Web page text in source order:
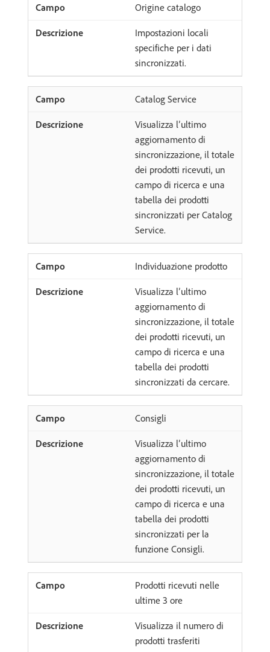
Origine catalogo
Impostazioni locali
specifiche per i dati
sincronizzati.
Catalog Service
Visualizza l’ultimo
aggiornamento di
sincronizzazione, il totale
dei prodotti ricevuti, un
campo di ricerca e una
tabella dei prodotti
sincronizzati per Catalog
Service.
Individuazione prodotto
Visualizza l’ultimo
aggiornamento di
sincronizzazione, il totale
dei prodotti ricevuti, un
campo di ricerca e una
tabella dei prodotti
sincronizzati da cercare.
Consigli
Visualizza l’ultimo
aggiornamento di
sincronizzazione, il totale
dei prodotti ricevuti, un
campo di ricerca e una
tabella dei prodotti
sincronizzati per la
funzione Consigli.
Prodotti ricevuti nelle
ultime 3 ore
Visualizza il numero di
prodotti trasferiti